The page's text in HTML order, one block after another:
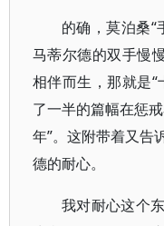
的确，莫泊桑“
马蒂尔德的双手慢
相伴而生，那就是“
了一半的篇幅在惩
年”。这附带着又告
德的耐心。
我对耐心这个